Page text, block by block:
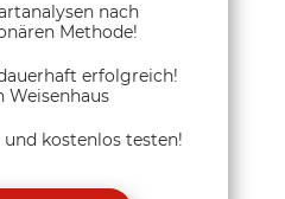
nach
Methode!
erfolgreich!
Weisenhaus
kostenlos testen!